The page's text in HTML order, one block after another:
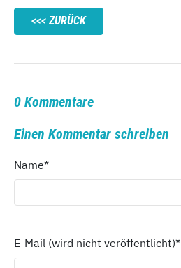
ZURÜCK
0 Kommentare
Einen Kommentar schreiben
Name*
E-Mail (wird nicht veröffentlicht)*